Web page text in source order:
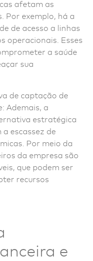
afetam as
Por exemplo, há a
de acesso a linhas
operacionais. Esses
a saúde
sua
de captação de
Ademais, a
estratégica
escassez de
Por meio da
da empresa são
que podem ser
recursos
e